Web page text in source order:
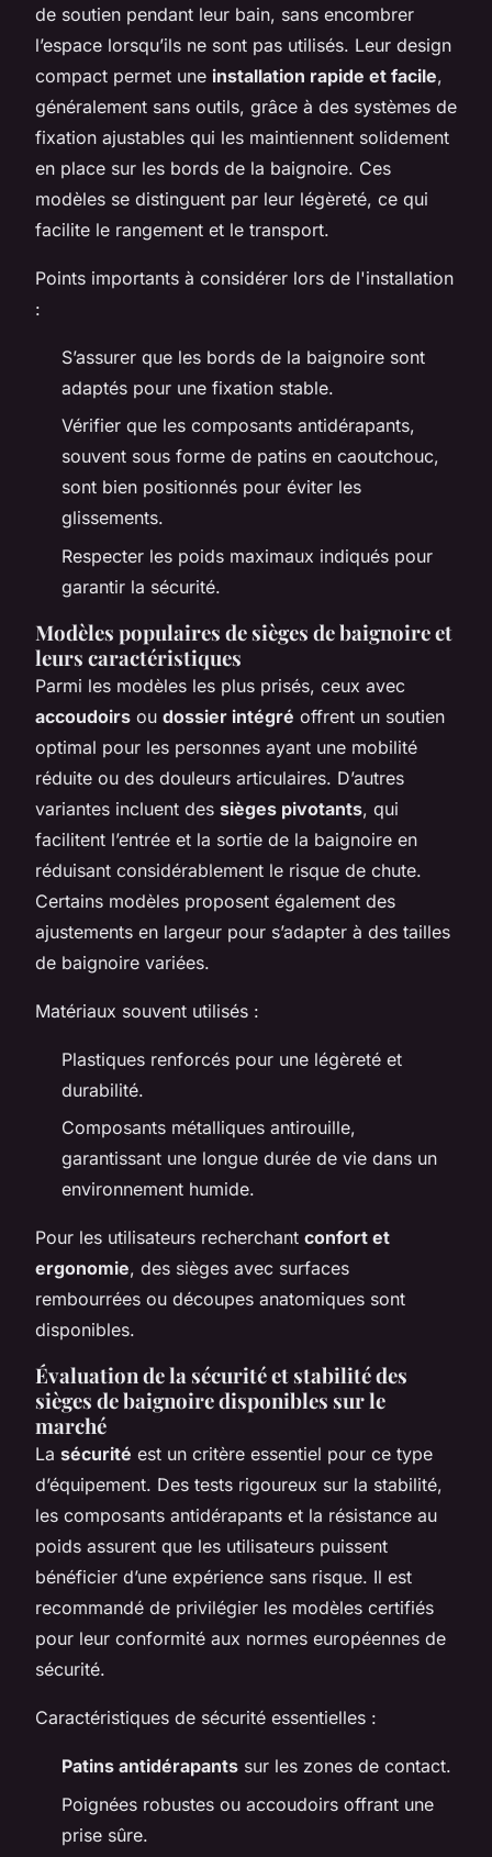
de soutien pendant leur bain, sans encombrer
l’espace lorsqu’ils ne sont pas utilisés. Leur design
compact permet une installation rapide et facile,
généralement sans outils, grâce à des systèmes de
fixation ajustables qui les maintiennent solidement
en place sur les bords de la baignoire. Ces
modèles se distinguent par leur légèreté, ce qui
facilite le rangement et le transport.
Points importants à considérer lors de l'installation
:
S’assurer que les bords de la baignoire sont
adaptés pour une fixation stable.
Vérifier que les composants antidérapants,
souvent sous forme de patins en caoutchouc,
sont bien positionnés pour éviter les
glissements.
Respecter les poids maximaux indiqués pour
garantir la sécurité.
Modèles populaires de sièges de baignoire et
leurs caractéristiques
Parmi les modèles les plus prisés, ceux avec
accoudoirs ou dossier intégré offrent un soutien
optimal pour les personnes ayant une mobilité
réduite ou des douleurs articulaires. D’autres
variantes incluent des sièges pivotants, qui
facilitent l’entrée et la sortie de la baignoire en
réduisant considérablement le risque de chute.
Certains modèles proposent également des
ajustements en largeur pour s’adapter à des tailles
de baignoire variées.
Matériaux souvent utilisés :
Plastiques renforcés pour une légèreté et
durabilité.
Composants métalliques antirouille,
garantissant une longue durée de vie dans un
environnement humide.
Pour les utilisateurs recherchant confort et
ergonomie, des sièges avec surfaces
rembourrées ou découpes anatomiques sont
disponibles.
Évaluation de la sécurité et stabilité des
sièges de baignoire disponibles sur le
marché
La sécurité est un critère essentiel pour ce type
d’équipement. Des tests rigoureux sur la stabilité,
les composants antidérapants et la résistance au
poids assurent que les utilisateurs puissent
bénéficier d’une expérience sans risque. Il est
recommandé de privilégier les modèles certifiés
pour leur conformité aux normes européennes de
sécurité.
Caractéristiques de sécurité essentielles :
Patins antidérapants sur les zones de contact.
Poignées robustes ou accoudoirs offrant une
prise sûre.